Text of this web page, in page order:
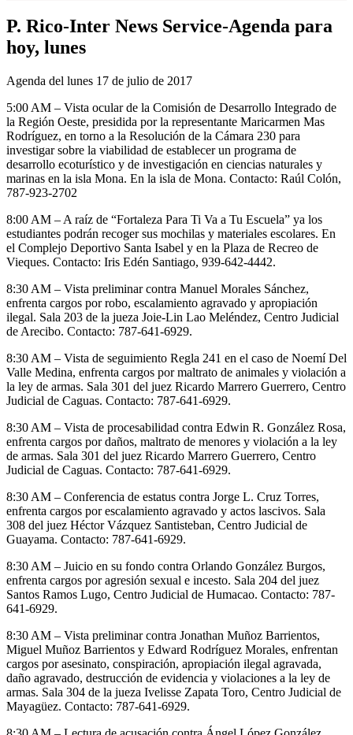
P. Rico-Inter News Service-Agenda para
hoy, lunes
Agenda del lunes 17 de julio de 2017
5:00 AM – Vista ocular de la Comisión de Desarrollo Integrado de
la Región Oeste, presidida por la representante Maricarmen Mas
Rodríguez, en torno a la Resolución de la Cámara 230 para
investigar sobre la viabilidad de establecer un programa de
desarrollo ecoturístico y de investigación en ciencias naturales y
marinas en la isla Mona. En la isla de Mona. Contacto: Raúl Colón,
787-923-2702
8:00 AM – A raíz de “Fortaleza Para Ti Va a Tu Escuela” ya los
estudiantes podrán recoger sus mochilas y materiales escolares. En
el Complejo Deportivo Santa Isabel y en la Plaza de Recreo de
Vieques. Contacto: Iris Edén Santiago, 939-642-4442.
8:30 AM – Vista preliminar contra Manuel Morales Sánchez,
enfrenta cargos por robo, escalamiento agravado y apropiación
ilegal. Sala 203 de la jueza Joie-Lin Lao Meléndez, Centro Judicial
de Arecibo. Contacto: 787-641-6929.
8:30 AM – Vista de seguimiento Regla 241 en el caso de Noemí Del
Valle Medina, enfrenta cargos por maltrato de animales y violación a
la ley de armas. Sala 301 del juez Ricardo Marrero Guerrero, Centro
Judicial de Caguas. Contacto: 787-641-6929.
8:30 AM – Vista de procesabilidad contra Edwin R. González Rosa,
enfrenta cargos por daños, maltrato de menores y violación a la ley
de armas. Sala 301 del juez Ricardo Marrero Guerrero, Centro
Judicial de Caguas. Contacto: 787-641-6929.
8:30 AM – Conferencia de estatus contra Jorge L. Cruz Torres,
enfrenta cargos por escalamiento agravado y actos lascivos. Sala
308 del juez Héctor Vázquez Santisteban, Centro Judicial de
Guayama. Contacto: 787-641-6929.
8:30 AM – Juicio en su fondo contra Orlando González Burgos,
enfrenta cargos por agresión sexual e incesto. Sala 204 del juez
Santos Ramos Lugo, Centro Judicial de Humacao. Contacto: 787-
641-6929.
8:30 AM – Vista preliminar contra Jonathan Muñoz Barrientos,
Miguel Muñoz Barrientos y Edward Rodríguez Morales, enfrentan
cargos por asesinato, conspiración, apropiación ilegal agravada,
daño agravado, destrucción de evidencia y violaciones a la ley de
armas. Sala 304 de la jueza Ivelisse Zapata Toro, Centro Judicial de
Mayagüez. Contacto: 787-641-6929.